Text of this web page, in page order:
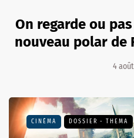
On regarde ou
nouveau polar de
4
CINÉMA DOSSIER - THEMA